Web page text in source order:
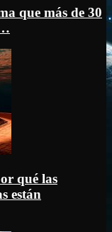
que más de 30
qué las
están